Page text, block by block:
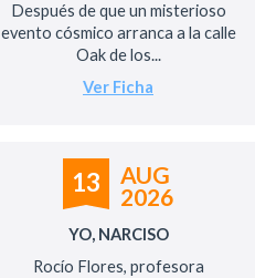
Después de que un misterioso
evento cósmico arranca a la calle
Oak de los...
Ver Ficha
13
AUG
2026
YO, NARCISO
Rocío Flores, profesora